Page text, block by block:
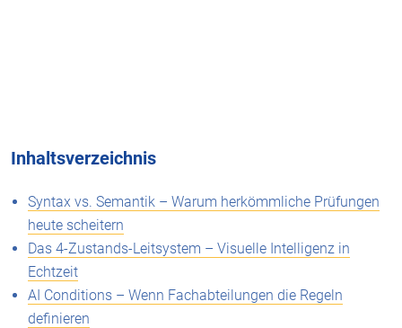
Inhaltsverzeichnis
Syntax vs. Semantik – Warum herkömmliche Prüfungen
heute scheitern
Das 4-Zustands-Leitsystem – Visuelle Intelligenz in
Echtzeit
AI Conditions – Wenn Fachabteilungen die Regeln
definieren